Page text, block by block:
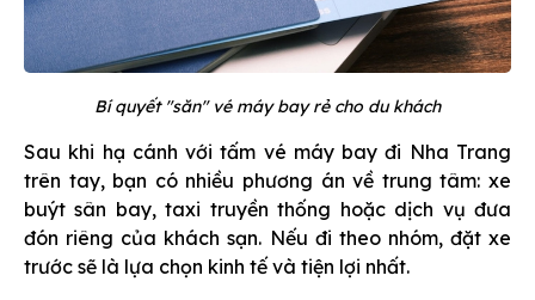
Bí quyết "săn" vé máy bay rẻ cho du khách
Sau khi hạ cánh với tấm vé máy bay đi Nha Trang
trên tay, bạn có nhiều phương án về trung tâm: xe
buýt sân bay, taxi truyền thống hoặc dịch vụ đưa
đón riêng của khách sạn. Nếu đi theo nhóm, đặt xe
trước sẽ là lựa chọn kinh tế và tiện lợi nhất.